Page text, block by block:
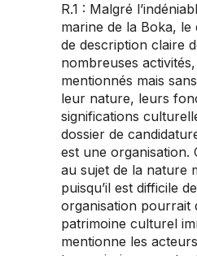
R.1 : Malgré
marine de la Boka,
de description claire
nombreuses
mentionnés mais
leur nature, leurs
significations
dossier de
est une organisation.
au sujet de la nature
puisqu’il est difficile
organisation pourrait
patrimoine culturel
mentionne les